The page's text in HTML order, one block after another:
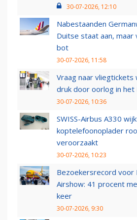
30-07-2026, 12:10
Nabestaanden
Duitse staat aan, maar
bot
30-07-2026, 11:58
Vraag naar
druk door oorlog in
30-07-2026, 10:36
SWISS-Airbus A330
koptelefoonoplader
veroorzaakt
30-07-2026, 10:23
Bezoekersrecord voor
Airshow: 41 procent
keer
30-07-2026, 9:30